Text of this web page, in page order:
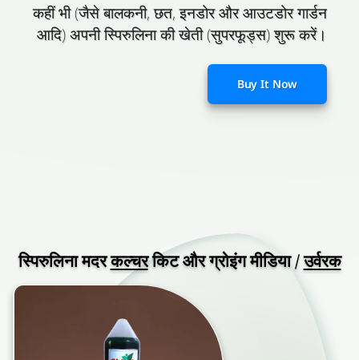
कहीं भी (जैसे बालकनी, छत, इनडोर और आउटडोर गार्डन
आदि) अपनी स्पिरुलिना की खेती (सुपरफूड्स) शुरू करें।
Buy It Now
स्पिरुलिना मदरकल्चरकिट और ग्रोइंग मीडिया /उर्वरक